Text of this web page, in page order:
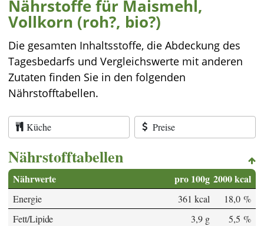
Nährstoffe für Maismehl,
Vollkorn (roh?, bio?)
Die gesamten Inhaltsstoffe, die Abdeckung des
Tagesbedarfs und Vergleichswerte mit anderen
Zutaten finden Sie in den folgenden
Nährstofftabellen.
Küche Preise
Nährstofftabellen
Nährwerte pro 100g 2000 kcal
Energie 361 kcal
18,0 %
Fett/Lipide
3,9 g
5,5 %